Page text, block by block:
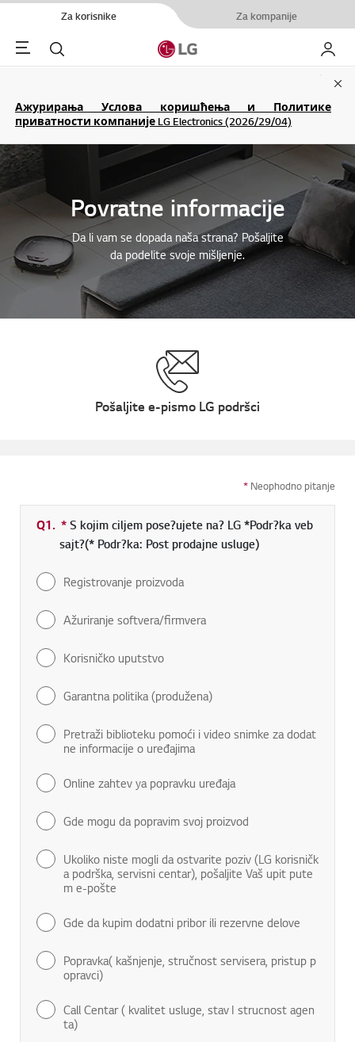
Za korisnike Za kompanije
Menu Pretraga Moj LG
Ажурирања Услова коришћења и Политике
приватности компаније LG Electronics (2026/29/04)
Povratne informacije
Da li vam se dopada naša strana? Pošaljite
da podelite svoje mišljenje.
Pošaljite e-pismo LG podršci
* Neophodno pitanje
Q1. *Neophodno polje
S kojim ciljem pose?ujete na? LG *Podr?ka veb
sajt?(* Podr?ka: Post prodajne usluge)
Registrovanje proizvoda
Ažuriranje softvera/firmvera
Korisničko uputstvo
Garantna politika (produžena)
Pretraži biblioteku pomoći i video snimke za dodat
ne informacije o uređajima
Online zahtev ya popravku uređaja
Gde mogu da popravim svoj proizvod
Ukoliko niste mogli da ostvarite poziv (LG korisničk
a podrška, servisni centar), pošaljite Vaš upit pute
m e-pošte
Gde da kupim dodatni pribor ili rezervne delove
Popravka( kašnjenje, stručnost servisera, pristup p
opravci)
Call Centar ( kvalitet usluge, stav I strucnost agen
ta)